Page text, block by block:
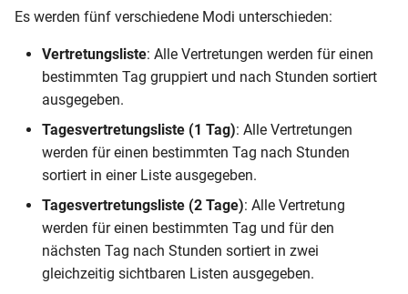
iBewerbungen
Enbrea Forms
Listenfunktionen
Import + Export
Übertrag nach Magellan
Navigation
Vertretungsinformationen
Klassenbucheinträge
Anwesenheiten
Aufgabenkontrolle
Eintrag bearbeiten
Eintrag löschen
Klassenbuch prüfen
Liste
Matrix
Statistik
Darstellungsbeispiele
Gesonderte Darstellungen
Andere Registerkarte
Öffentlicher Bildschirm
Eingeschränkte Benutzerrechte
Datenaustausch Export nach Magellan
Import aus Untis
Import aus DaNiS
Import aus Schild-NRW
Import aus edoo.sys
Import aus SaxSVS
Benutzermanagement
Übersicht Richtlinien
Einstellungen
Vertretungsliste
Datensicherung
Es werden fünf verschiedene Modi unterschieden:
Vertretungsliste: Alle Vertretungen werden für einen
bestimmten Tag gruppiert und nach Stunden sortiert
ausgegeben.
Tagesvertretungsliste (1 Tag): Alle Vertretungen
werden für einen bestimmten Tag nach Stunden
sortiert in einer Liste ausgegeben.
Tagesvertretungsliste (2 Tage): Alle Vertretung
werden für einen bestimmten Tag und für den
nächsten Tag nach Stunden sortiert in zwei
gleichzeitig sichtbaren Listen ausgegeben.